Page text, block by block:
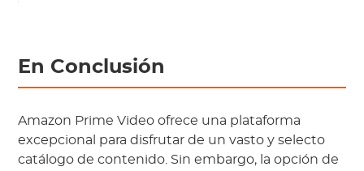
En Conclusión
Amazon Prime Video ofrece una plataforma
excepcional para disfrutar de un vasto y selecto
catálogo de contenido. Sin embargo, la opción de